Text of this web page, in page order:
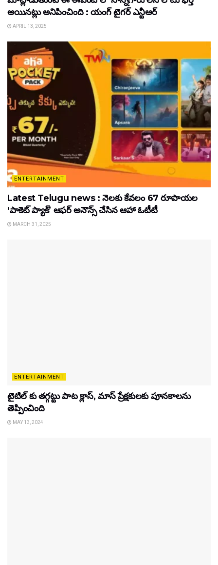
అయినట్లు అనిపించింది : యంగ్ టైగర్ ఎన్టీఆర్
APRIL 13, 2025
ENTERTAINMENT
Latest Telugu news : నెలకు కేవలం 67 రూపాయల
‘పాకెట్ ప్యాక్’ ఆఫర్ అనౌన్స్ చేసిన ఆహా ఓటీటీ
MARCH 31, 2025
ENTERTAINMENT
టైటిల్‌ కు తగ్గట్టు పాట క్లాస్, మాస్ ప్రేక్షకులకు పూనకాలను
తెప్పించింది
MAY 13, 2024